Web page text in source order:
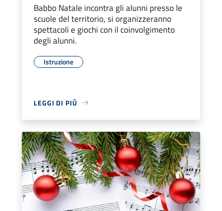
Babbo Natale incontra gli alunni presso le
scuole del territorio, si organizzeranno
spettacoli e giochi con il coinvolgimento
degli alunni.
Istruzione
LEGGI DI PIÙ